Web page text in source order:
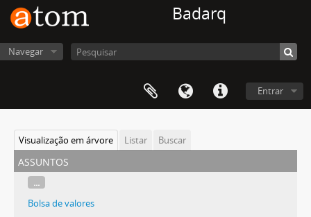
Badarq
Navegar
Entrar
Visualização em árvore Listar Buscar
assuntos
...
Bolsa de valores